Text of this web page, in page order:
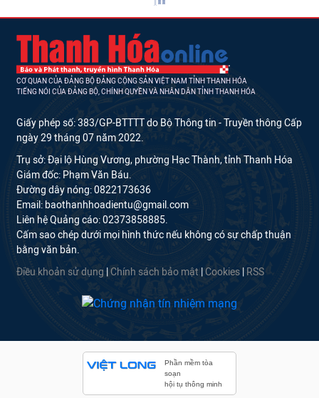
CƠ QUAN CỦA ĐẢNG BỘ ĐẢNG CỘNG SẢN VIỆT NAM TỈNH THANH HÓA
TIẾNG NÓI CỦA ĐẢNG BỘ, CHÍNH QUYỀN VÀ NHÂN DÂN TỈNH THANH HÓA
Giấy phép số: 383/GP-BTTTT do Bộ Thông tin - Truyền thông Cấp
ngày 29 tháng 07 năm 2022.
Trụ sở: Đại lộ Hùng Vương, phường Hạc Thành, tỉnh Thanh Hóa
Giám đốc: Phạm Văn Báu.
Đường dây nóng: 0822173636
Email: baothanhhoadientu@gmail.com
Liên hệ Quảng cáo: 02373858885.
Cấm sao chép dưới mọi hình thức nếu không có sự chấp thuận
bằng văn bản.
Điều khoản sử dụng Chính sách bảo mật Cookies RSS
Phần mềm tòa
soạn
hội tụ thông minh